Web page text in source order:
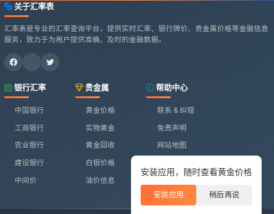
安装应用，随时查看黄金价格
安装应用 稍后再说
关于汇率表
汇率表是专业的汇率查询平台，提供实时汇率、银行牌价、贵金属价格等金融信息
服务，致力于为用户提供准确、及时的金融数据。
银行汇率
中国银行
工商银行
农业银行
建设银行
中间价
贵金属
黄金价格
实物黄金
黄金回收
白银价格
油价信息
帮助中心
联系 & 纠错
免责声明
网站地图